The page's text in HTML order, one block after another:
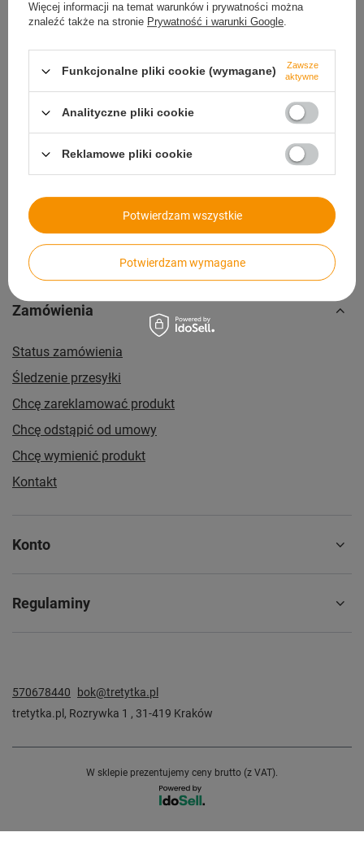
Bezpieczne zakupy
14 dni na zwrot bez podawania przyczyny
Paczkomaty
Zamówienia
Status zamówienia
Śledzenie przesyłki
Chcę zareklamować produkt
Chcę odstąpić od umowy
Chcę wymienić produkt
Kontakt
Konto
Regulaminy
570678440
bok@tretytka.pl
tretytka.pl , Rozrywka 1 , 31-419 Kraków
W sklepie prezentujemy ceny brutto (z VAT).
Więcej informacji na temat warunków i prywatności można
znaleźć także na stronie Prywatność i warunki Google.
Funkcjonalne pliki cookie (wymagane)
Zawsze
aktywne
Analityczne pliki cookie
Reklamowe pliki cookie
Potwierdzam wymagane
Potwierdzam wszystkie